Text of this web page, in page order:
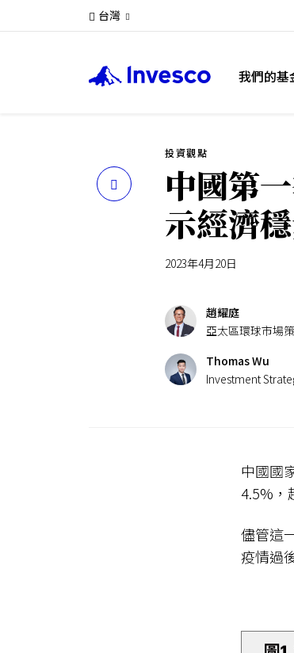
我們的基
台灣
投資觀點
中國第
示經濟
2023年4月20日
趙耀庭
亞太區環球市場
Thomas Wu
Investment
分
中國國
4.5%，
儘管這
疫情過